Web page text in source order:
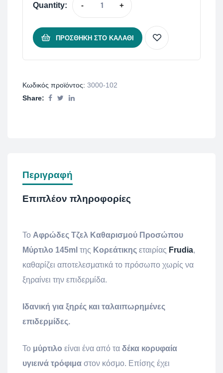
Quantity: - +
ΠΡΟΣΘΉΚΗ ΣΤΟ ΚΑΛΆΘΙ
Κωδικός προϊόντος: 3000-102
Share:
Περιγραφή
Επιπλέον πληροφορίες
Το Αφρώδες Τζελ Καθαρισμού Προσώπου
Μύρτιλο 145ml της Κορεάτικης εταιρίας Frudia,
καθαρίζει αποτελεσματικά το πρόσωπο χωρίς να
ξηραίνει την επιδερμίδα.
Ιδανική για ξηρές και ταλαιπωρημένες
επιδερμίδες.
Το μύρτιλο είναι ένα από τα δέκα κορυφαία
υγιεινά τρόφιμα στον κόσμο. Επίσης έχει